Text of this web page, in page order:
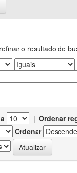
o resultado de
| Ordenar
Ordenar